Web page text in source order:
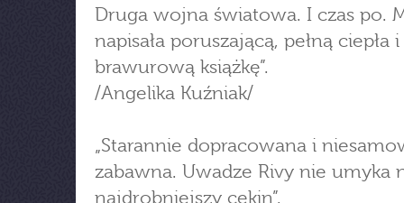
Druga wojna światowa. I czas po.
napisała poruszającą, pełną
brawurową książkę”.
/Angelika Kuźniak/
„Starannie dopracowana i
zabawna. Uwadze Rivy nie umyka
najdrobniejszy cekin”.